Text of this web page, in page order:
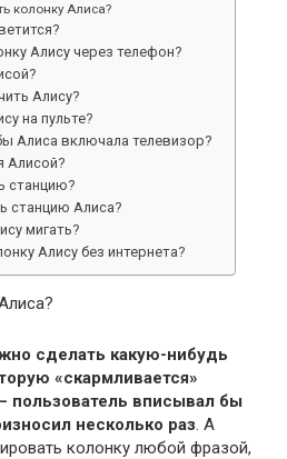
колонку Алиса?
Алису через телефон?
Алису?
на пульте?
Алиса включала телевизор?
Алисой?
станцию?
станцию Алиса?
мигать?
Алису без интернета?
сделать какую-нибудь
«скармливается»
пользователь вписывал бы
несколько раз. А
колонку любой фразой,